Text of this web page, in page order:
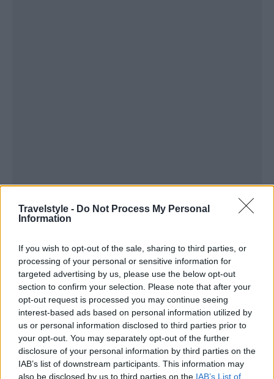
Travelstyle - Do Not Process My Personal
Information
If you wish to opt-out of the sale, sharing to third parties, or
processing of your personal or sensitive information for
targeted advertising by us, please use the below opt-out
section to confirm your selection. Please note that after your
opt-out request is processed you may continue seeing
interest-based ads based on personal information utilized by
us or personal information disclosed to third parties prior to
your opt-out. You may separately opt-out of the further
disclosure of your personal information by third parties on the
IAB’s list of downstream participants. This information may
also be disclosed by us to third parties on the IAB’s List of